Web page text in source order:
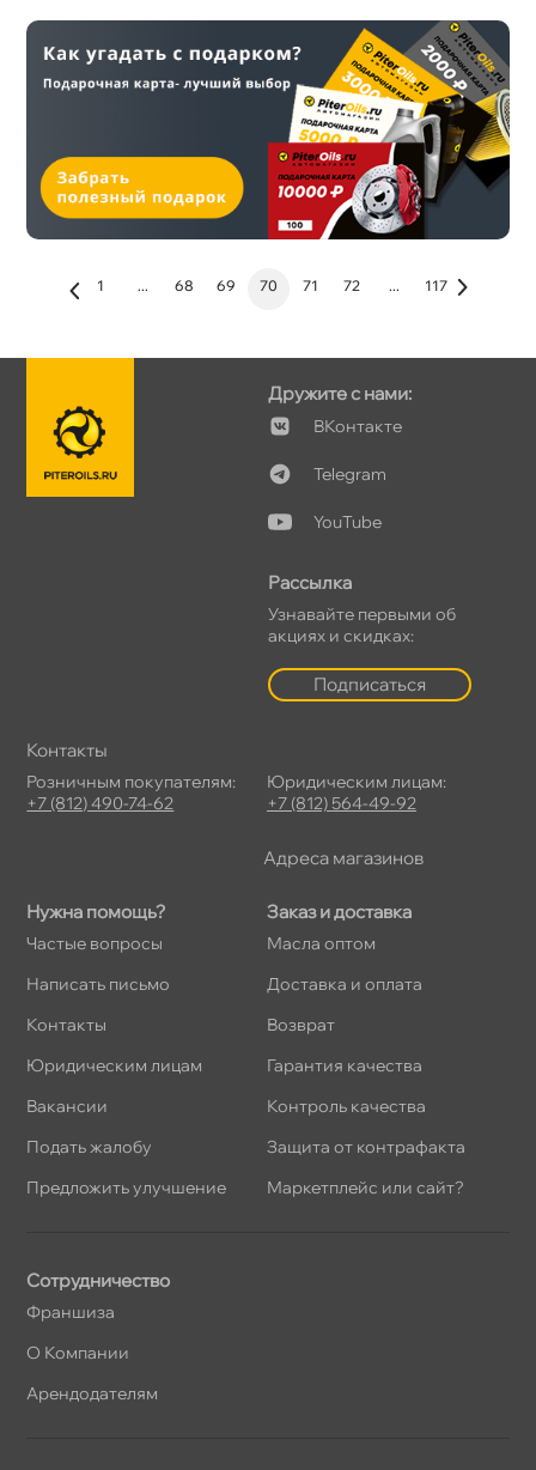
1 ... 68 69 70 71 72 ... 117
Нужна помощь?
Частые вопросы
Написать письмо
Контакты
Юридическим лицам
акансии
Подать жалобу
Предложить улучшение
Заказ и доставка
Масла оптом
Доставка и оплата
озврат
Гарантия качества
Контроль качества
Защита от контрафакта
Маркетплейс или сайт?
Дружите с нами:
Контакте
Telegram
YouTube
Рассылка
Узнавайте первыми о
акциях и скидках:
Подписаться
Сотрудничество
Франшиза
О Компании
Арендодателям
Контакты
Розничным покупателям:
+7 (812) 490-74-62
Юридическим лицам:
+7 (812) 564-49-92
Адреса магазино